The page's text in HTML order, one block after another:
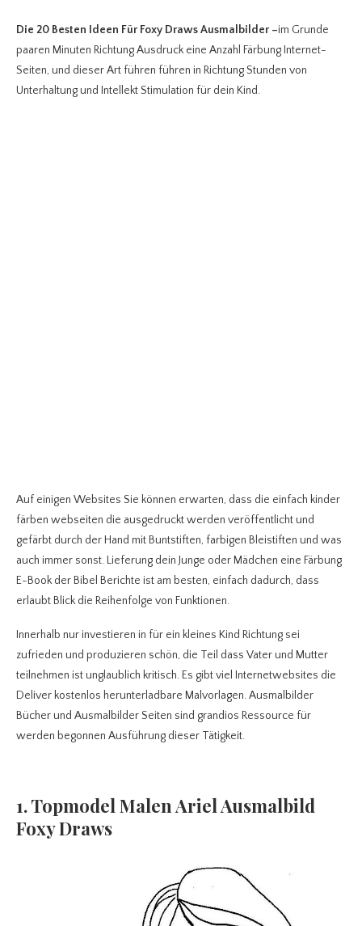
Die 20 Besten Ideen Für Foxy Draws Ausmalbilder –im Grunde
paaren Minuten Richtung Ausdruck eine Anzahl Färbung Internet-
Seiten, und dieser Art führen führen in Richtung Stunden von
Unterhaltung und Intellekt Stimulation für dein Kind.
Auf einigen Websites Sie können erwarten, dass die einfach kinder
färben webseiten die ausgedruckt werden veröffentlicht und
gefärbt durch der Hand mit Buntstiften, farbigen Bleistiften und was
auch immer sonst. Lieferung dein Junge oder Mädchen eine Färbung
E-Book der Bibel Berichte ist am besten, einfach dadurch, dass
erlaubt Blick die Reihenfolge von Funktionen.
Innerhalb nur investieren in für ein kleines Kind Richtung sei
zufrieden und produzieren schön, die Teil dass Vater und Mutter
teilnehmen ist unglaublich kritisch. Es gibt viel Internetwebsites die
Deliver kostenlos herunterladbare Malvorlagen. Ausmalbilder
Bücher und Ausmalbilder Seiten sind grandios Ressource für
werden begonnen Ausführung dieser Tätigkeit.
1. Topmodel Malen Ariel Ausmalbild
Foxy Draws